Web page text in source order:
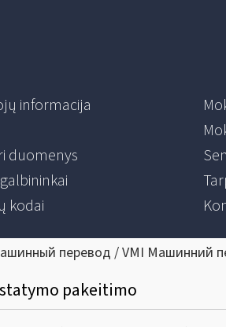
informacija
duomenys
kodai
перевод / VMI Машинний
pakeitimo